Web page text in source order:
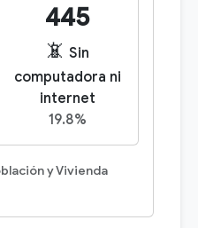
445
📵 Sin
computadora ni
internet
19.8%
y Vivienda